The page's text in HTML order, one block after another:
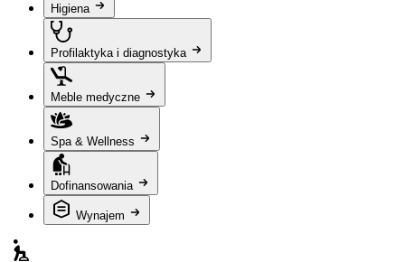
Higiena
Profilaktyka i diagnostyka
Meble medyczne
Spa & Wellness
Dofinansowania
Wynajem